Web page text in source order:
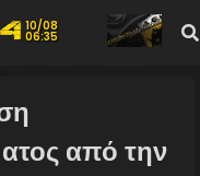
10/08
06:35
από την